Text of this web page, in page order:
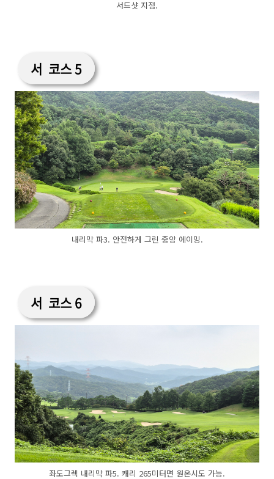
서드샷 지점.
서 코스 5
내리막 파3. 안전하게 그린 중앙 에이밍.
서 코스 6
좌도그렉 내리막 파5. 캐리 265미터면 원온시도 가능.